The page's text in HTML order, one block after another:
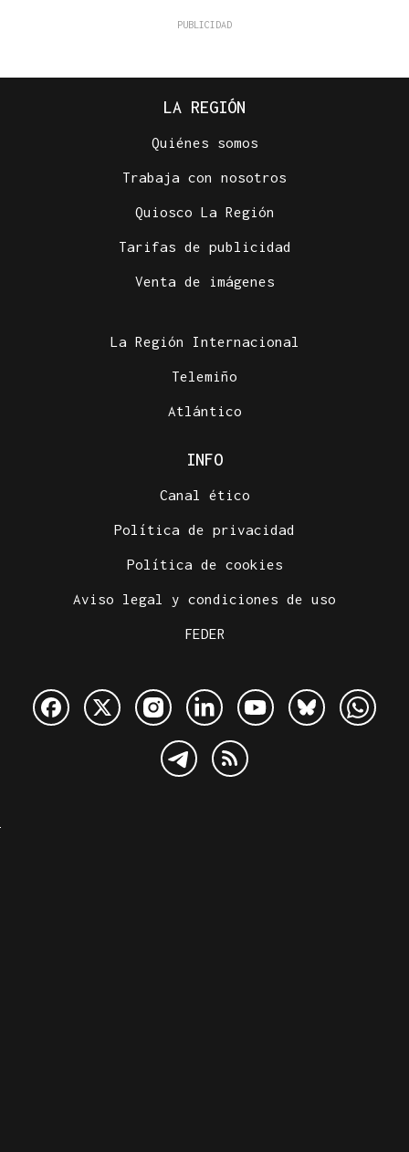
LA REGIÓN
Quiénes somos
Trabaja con nosotros
Quiosco La Región
Tarifas de publicidad
Venta de imágenes
La Región Internacional
Telemiño
Atlántico
INFO
Canal ético
Política de privacidad
Política de cookies
Aviso legal y condiciones de uso
FEDER